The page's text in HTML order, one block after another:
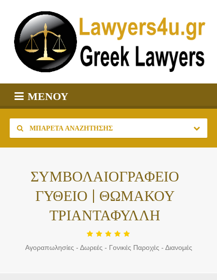
ΜΕΝΟΎ
ΜΠΑΡΈΤΑ ΑΝΑΖΉΤΗΣΗΣ
ΣΥΜΒΟΛΑΙΟΓΡΑΦΕΙΟ
ΓΥΘΕΙΟ | ΘΩΜΑΚΟΥ
ΤΡΙΑΝΤΑΦΥΛΛΗ
Αγοραπωλησίες - Δωρεές - Γονικές Παροχές - Διανομές